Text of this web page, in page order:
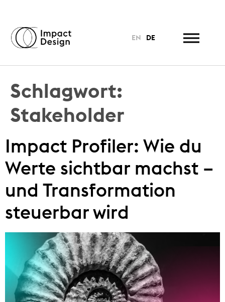
EN DE
Schlagwort:
Stakeholder
Impact Profiler: Wie du
Werte sichtbar machst –
und Transformation
steuerbar wird